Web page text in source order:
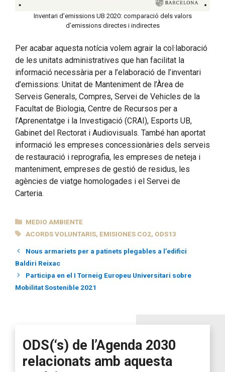
Inventari d’emissions UB 2020: comparació dels valors
d’emissions directes i indirectes
Per acabar aquesta notícia volem agrair la col·laboració
de les unitats administratives que han facilitat la
informació necessària per a l’elaboració de l’inventari
d’emissions: Unitat de Manteniment de l’Àrea de
Serveis Generals, Compres, Servei de Vehicles de la
Facultat de Biologia, Centre de Recursos per a
l’Aprenentatge i la Investigació (CRAI), Esports UB,
Gabinet del Rectorat i Audiovisuals. També han aportat
informació les empreses concessionàries dels serveis
de restauració i reprografia, les empreses de neteja i
manteniment, empreses de gestió de residus, les
agències de viatge homologades i el Servei de
Carteria.
CATEGORÍAS
MEDIO AMBIENTE
ETIQUETAS
ACORDS VOLUNTARIS, EMISIONES CO2, ODS13
Nous armariets per a patinets plegables a l’edifici
Baldiri Reixac
Participa en el I Torneig Europeu Universitari sobre
Mobilitat Sostenible 2021
ODS(‘s) de l’Agenda 2030
relacionats amb aquesta